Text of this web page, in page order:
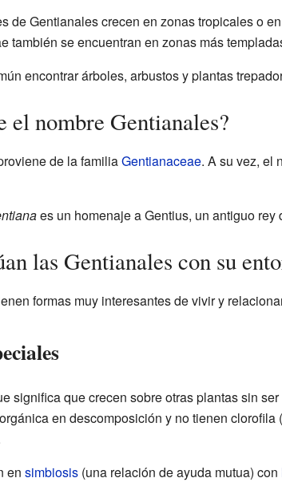
de Gentianales crecen en zonas tropicales o
también se encuentran en zonas más
encontrar árboles, arbustos y plantas
el nombre Gentianales?
de la familiaGentianaceae. A su vez, el
es un homenaje a Gentius, un antiguo rey
las Gentianales con su
formas muy interesantes de vivir y
significa que crecen sobre otras plantas sin
en descomposición y no tienen
en simbiosis(una relación de ayuda mutua) con